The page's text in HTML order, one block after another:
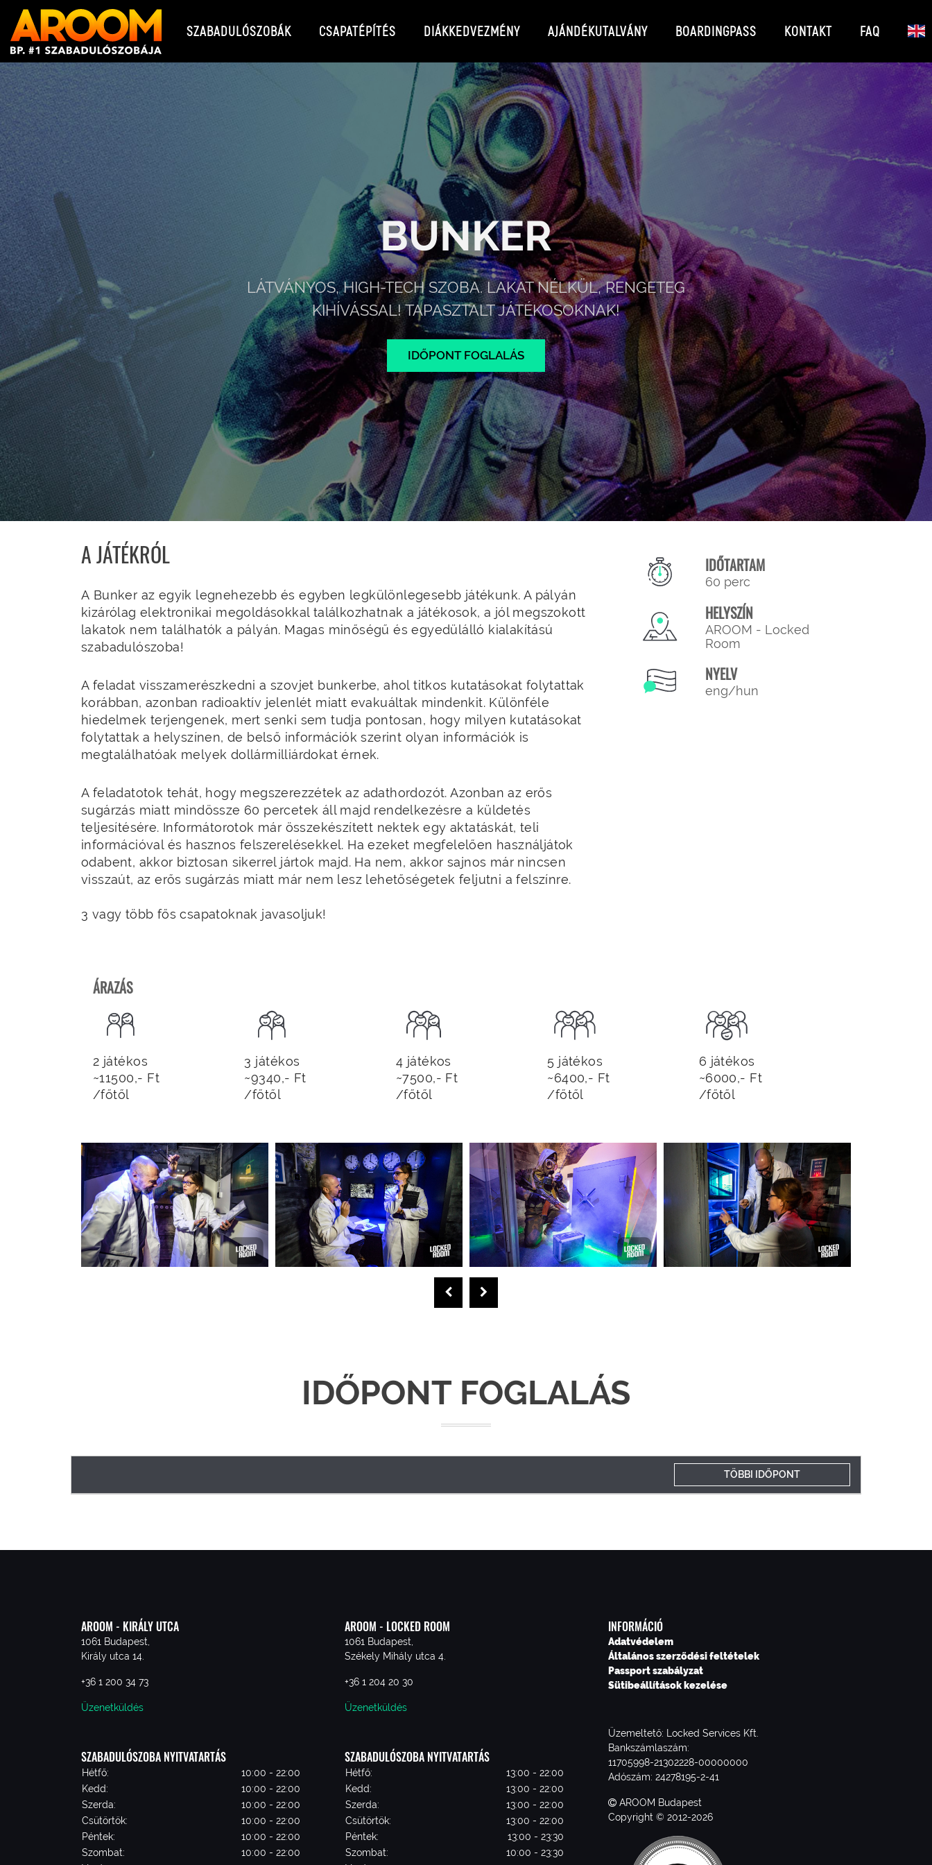
SZABADULÓSZOBÁK CSAPATÉPÍTÉS DIÁKKEDVEZMÉNY AJÁNDÉKUTALVÁNY BOARDINGPASS KONTAKT FAQ
BUNKER
LÁTVÁNYOS, HIGH-TECH SZOBA. LAKAT NÉLKÜL, RENGETEG
KIHÍVÁSSAL! TAPASZTALT JÁTÉKOSOKNAK!
IDŐPONT FOGLALÁS
A JÁTÉKRÓL
A Bunker az egyik legnehezebb és egyben legkülönlegesebb játékunk. A pályán
kizárólag elektronikai megoldásokkal találkozhatnak a játékosok, a jól megszokott
lakatok nem találhatók a pályán. Magas minőségű és egyedülálló kialakítású
szabadulószoba!
A feladat visszamerészkedni a szovjet bunkerbe, ahol titkos kutatásokat folytattak
korábban, azonban radioaktív jelenlét miatt evakuáltak mindenkit. Különféle
hiedelmek terjengenek, mert senki sem tudja pontosan, hogy milyen kutatásokat
folytattak a helyszínen, de belső információk szerint olyan információk is
megtalálhatóak melyek dollármilliárdokat érnek.
A feladatotok tehát, hogy megszerezzétek az adathordozót. Azonban az erős
sugárzás miatt mindössze 60 percetek áll majd rendelkezésre a küldetés
teljesítésére. Informátorotok már összekészített nektek egy aktatáskát, teli
információval és hasznos felszerelésekkel. Ha ezeket megfelelően használjátok
odabent, akkor biztosan sikerrel jártok majd. Ha nem, akkor sajnos már nincsen
visszaút, az erős sugárzás miatt már nem lesz lehetőségetek feljutni a felszínre.
3 vagy több fős csapatoknak javasoljuk!
IDŐTARTAM
60 perc
HELYSZÍN
AROOM - Locked
Room
NYELV
eng/hun
ÁRAZÁS
2 játékos
~11500,- Ft
/főtől
3 játékos
~9340,- Ft
/főtől
4 játékos
~7500,- Ft
/főtől
5 játékos
~6400,- Ft
/főtől
6 játékos
~6000,- Ft
/főtől
IDŐPONT FOGLALÁS
TÖBBI IDŐPONT
AROOM - KIRÁLY UTCA
1061 Budapest,
Király utca 14.
+36 1 200 34 73
Üzenetküldés
SZABADULÓSZOBA NYITVATARTÁS
Hétfő:
10:00 - 22:00
Kedd:
10:00 - 22:00
Szerda:
10:00 - 22:00
Csütörtök:
10:00 - 22:00
Péntek:
10:00 - 22:00
Szombat:
10:00 - 22:00
AROOM - LOCKED ROOM
1061 Budapest,
Székely Mihály utca 4.
+36 1 204 20 30
Üzenetküldés
SZABADULÓSZOBA NYITVATARTÁS
Hétfő:
13:00 - 22:00
Kedd:
13:00 - 22:00
Szerda:
13:00 - 22:00
Csütörtök:
13:00 - 22:00
Péntek:
13:00 - 23:30
Szombat:
10:00 - 23:30
INFORMÁCIÓ
Adatvédelem
Általános szerződési feltételek
Passport szabályzat
Sütibeállítások kezelése
Üzemeltető: Locked Services Kft.
Bankszámlaszám:
11705998-21302228-00000000
Adószám: 24278195-2-41
AROOM Budapest
Copyright © 2012-2026